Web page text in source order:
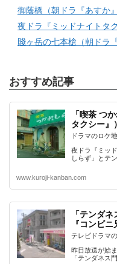
御蔭橋（朝ドラ『あすか』
夜ドラ『ミッドナイトタ
賤ヶ岳の七本槍（朝ドラ
おすすめ記事
「喫茶 つ
タクシー』）
ドラマのロケ
夜ドラ『ミッ
しらず」とテ
www.kuroji-kanban.com
「テンダ
『コンビニ
テレビドラマ
昨日放送が始
「テンダネス